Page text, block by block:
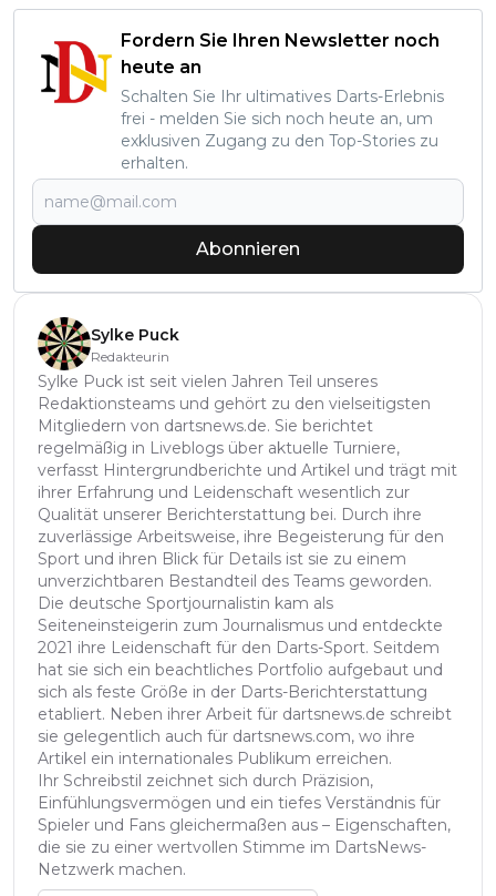
Fordern Sie Ihren Newsletter noch
heute an
Schalten Sie Ihr ultimatives Darts-Erlebnis
frei - melden Sie sich noch heute an, um
exklusiven Zugang zu den Top-Stories zu
erhalten.
Abonnieren
Sylke Puck
Redakteurin
Sylke Puck ist seit vielen Jahren Teil unseres
Redaktionsteams und gehört zu den vielseitigsten
Mitgliedern von dartsnews.de. Sie berichtet
regelmäßig in Liveblogs über aktuelle Turniere,
verfasst Hintergrundberichte und Artikel und trägt mit
ihrer Erfahrung und Leidenschaft wesentlich zur
Qualität unserer Berichterstattung bei. Durch ihre
zuverlässige Arbeitsweise, ihre Begeisterung für den
Sport und ihren Blick für Details ist sie zu einem
unverzichtbaren Bestandteil des Teams geworden.
Die deutsche Sportjournalistin kam als
Seiteneinsteigerin zum Journalismus und entdeckte
2021 ihre Leidenschaft für den Darts-Sport. Seitdem
hat sie sich ein beachtliches Portfolio aufgebaut und
sich als feste Größe in der Darts-Berichterstattung
etabliert. Neben ihrer Arbeit für dartsnews.de schreibt
sie gelegentlich auch für dartsnews.com, wo ihre
Artikel ein internationales Publikum erreichen.
Ihr Schreibstil zeichnet sich durch Präzision,
Einfühlungsvermögen und ein tiefes Verständnis für
Spieler und Fans gleichermaßen aus – Eigenschaften,
die sie zu einer wertvollen Stimme im DartsNews-
Netzwerk machen.